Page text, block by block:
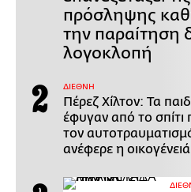
πρόσληψης
την παραίτηση
λογοκλοπή
ΔΙΕΘΝΗ
Πέρεζ Χίλτον: Τα
έφυγαν από το σπίτι
τον
ανέφερε η